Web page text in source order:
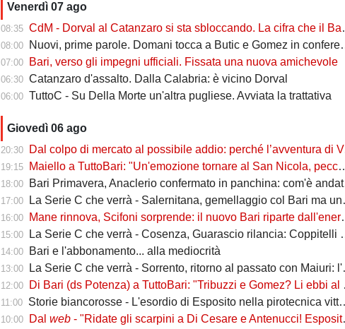
Venerdì 07 ago
08:35 CdM - Dorval al Catanzaro si sta sbloccando. La cifra che il Bari incasserebbe
08:00 Nuovi, prime parole. Domani tocca a Butic e Gomez in conferenza
07:00 Bari, verso gli impegni ufficiali. Fissata una nuova amichevole
06:30 Catanzaro d'assalto. Dalla Calabria: è vicino Dorval
06:00 TuttoC - Su Della Morte un'altra pugliese. Avviata la trattativa
Giovedì 06 ago
20:30 Dal colpo di mercato al possibile addio: perché l’avventura di Verreth al Bari non è mai davvero sbocciata
19:15 Maiello a TuttoBari: "Un'emozione tornare al San Nicola, peccato per il poco pubblico. Bari? Ben costruito"
18:00 Bari Primavera, Anaclerio confermato in panchina: com'è andata la scorsa stagione?
17:00 La Serie C che verrà - Salernitana, gemellaggio col Bari ma una sola missione: tornare subito in Serie B
16:00 Mane rinnova, Scifoni sorprende: il nuovo Bari riparte dall'energia verde
15:00 La Serie C che verrà - Cosenza, Guarascio rilancia: Coppitelli per riportare i lupi in Serie B
14:00 Bari e l'abbonamento... alla mediocrità
13:00 La Serie C che verrà - Sorrento, ritorno al passato con Maiuri: l'obiettivo è una salvezza senza affanni
12:00 Di Bari (ds Potenza) a TuttoBari: "Tribuzzi e Gomez? Li ebbi al Crotone. Alessio può fare più ruoli, Guido è una certezza"
11:00 Storie biancorosse - L'esordio di Esposito nella pirotecnica vittoria contro la Spal di De Rossi e Nainggolan
10:00 Dalweb - "Ridate gli scarpini a Di Cesare e Antenucci! Esposito? Forte, ma valorizziamo sempre giocatori del Napoli"